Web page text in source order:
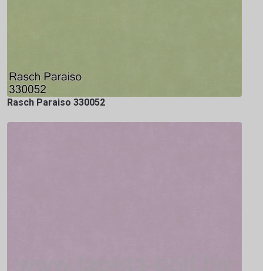
Rasch Paraiso 330052